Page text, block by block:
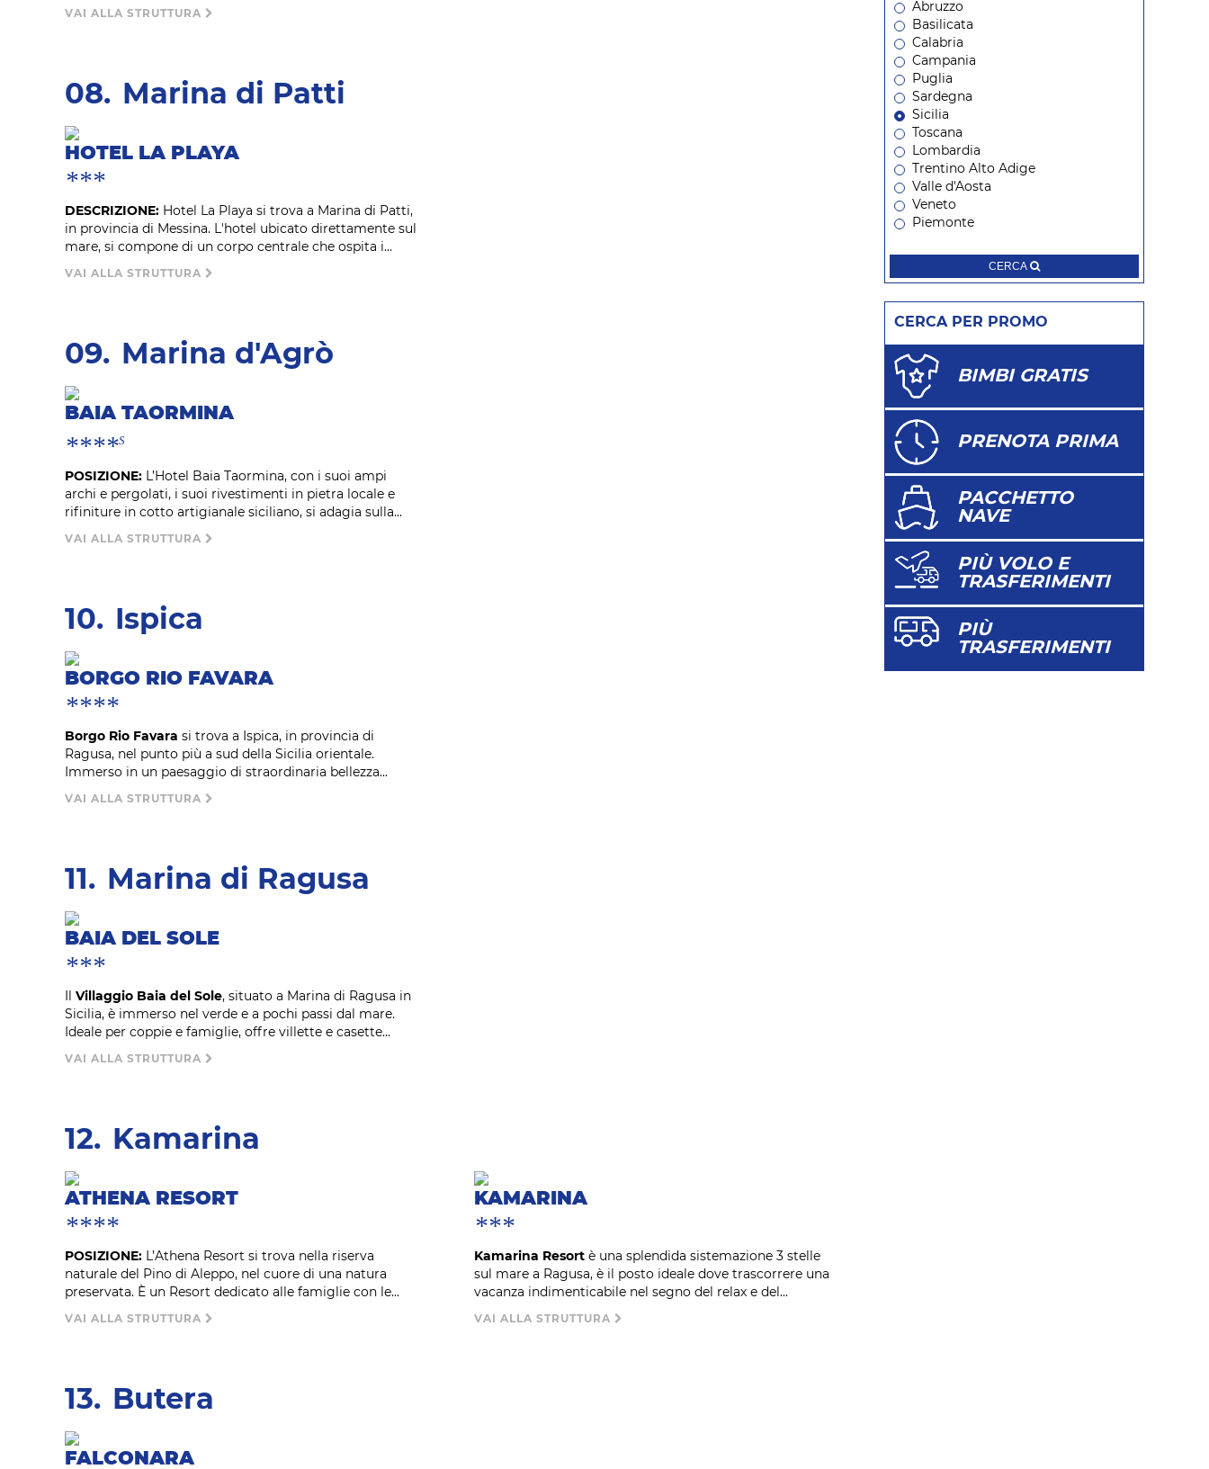
VAI ALLA STRUTTURA
08. Marina di Patti
HOTEL LA PLAYA
***
DESCRIZIONE: Hotel La Playa si trova a Marina di Patti,
in provincia di Messina. L'hotel ubicato direttamente sul
mare, si compone di un corpo centrale che ospita i...
VAI ALLA STRUTTURA
09. Marina d'Agrò
BAIA TAORMINA
****S
POSIZIONE: L’Hotel Baia Taormina, con i suoi ampi
archi e pergolati, i suoi rivestimenti in pietra locale e
rifiniture in cotto artigianale siciliano, si adagia sulla...
VAI ALLA STRUTTURA
10. Ispica
BORGO RIO FAVARA
****
Borgo Rio Favara si trova a Ispica, in provincia di
Ragusa, nel punto più a sud della Sicilia orientale.
Immerso in un paesaggio di straordinaria bellezza...
VAI ALLA STRUTTURA
11. Marina di Ragusa
BAIA DEL SOLE
***
Villaggio Baia del Sole, situato a Marina di Ragusa in
Sicilia, è immerso nel verde e a pochi passi dal mare.
Ideale per coppie e famiglie, offre villette e casette...
VAI ALLA STRUTTURA
12. Kamarina
ATHENA RESORT
****
POSIZIONE: L’Athena Resort si trova nella riserva
naturale del Pino di Aleppo, nel cuore di una natura
preservata. È un Resort dedicato alle famiglie con le...
VAI ALLA STRUTTURA
KAMARINA
***
Kamarina Resort è una splendida sistemazione 3 stelle
sul mare a Ragusa, è il posto ideale dove trascorrere una
vacanza indimenticabile nel segno del relax e del...
VAI ALLA STRUTTURA
13. Butera
FALCONARA
Abruzzo
Basilicata
Calabria
Campania
Puglia
Sardegna
Sicilia
Toscana
Lombardia
Trentino Alto Adige
Valle d'Aosta
Veneto
Piemonte
CERCA
CERCA PER PROMO
BIMBI GRATIS
PRENOTA PRIMA
PACCHETTO
NAVE
PIÙ VOLO E
TRASFERIMENTI
PIÙ
TRASFERIMENTI